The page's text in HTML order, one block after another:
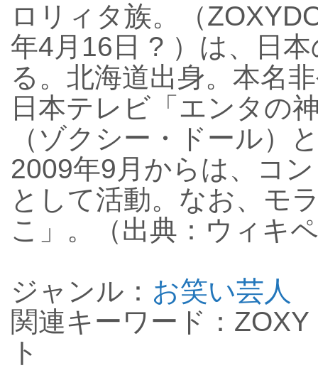
ロリィタ族。（
年4月16日 ? ）は、日
る。北海道出身。本名
日本テレビ「エンタの
（ゾクシー・ドール）
2009年9月からは、コ
として活動。なお、モ
こ」。（出典：ウィキ
ジャンル： お笑い芸人
関連キーワード：
ト